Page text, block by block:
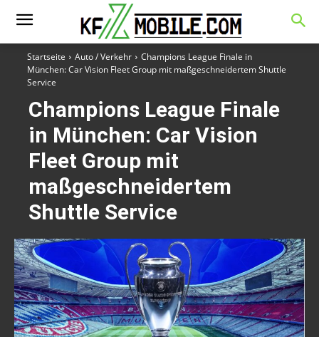
Startseite Auto / Verkehr
Champions League Finale in
München: Car Vision Fleet Group mit maßgeschneidertem Shuttle
Service
Champions League Finale
in München: Car Vision
Fleet Group mit
maßgeschneidertem
Shuttle Service